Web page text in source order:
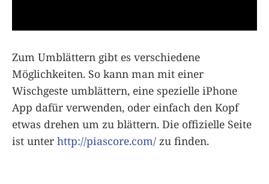
Zum Umblättern gibt es verschiedene
Möglichkeiten. So kann man mit einer
Wischgeste umblättern, eine spezielle iPhone
App dafür verwenden, oder einfach den Kopf
etwas drehen um zu blättern. Die offizielle Seite
ist unter http://piascore.com/ zu finden.